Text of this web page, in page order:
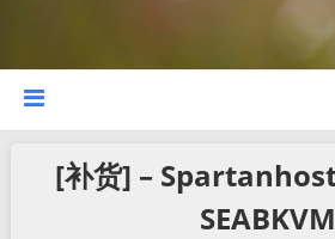
[补货] –
SEABKVM